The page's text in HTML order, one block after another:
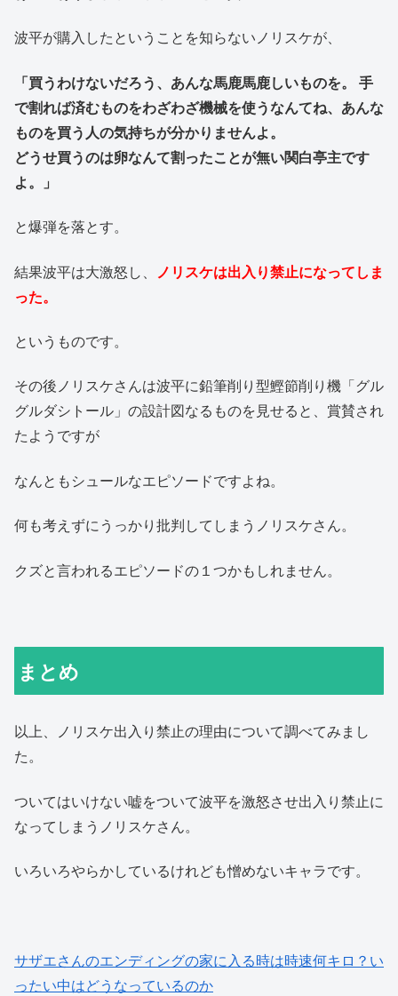
波平が購入したということを知らないノリスケが、
「買うわけないだろう、あんな馬鹿馬鹿しいものを。 手
で割れば済むものをわざわざ機械を使うなんてね、あんな
ものを買う人の気持ちが分かりませんよ。
どうせ買うのは卵なんて割ったことが無い関白亭主です
よ。」
と爆弾を落とす。
結果波平は大激怒し、
ノリスケは出入り禁止になってしま
った。
というものです。
その後ノリスケさんは波平に鉛筆削り型鰹節削り機「グル
グルダシトール」の設計図なるものを見せると、賞賛され
たようですが
なんともシュールなエピソードですよね。
何も考えずにうっかり批判してしまうノリスケさん。
クズと言われるエピソードの１つかもしれません。
まとめ
以上、ノリスケ出入り禁止の理由について調べてみまし
た。
ついてはいけない嘘をついて波平を激怒させ出入り禁止に
なってしまうノリスケさん。
いろいろやらかしているけれども憎めないキャラです。
サザエさんのエンディングの家に入る時は時速何キロ？い
ったい中はどうなっているのか